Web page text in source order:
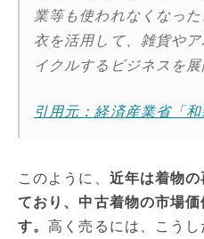
業等も使われなくなっ
衣を活用して、雑貨や
イクルするビジネスを展
引用元：経済産業省「和
このように、 近年は着物
ており、中古着物の市場
す。高く売るには、こう